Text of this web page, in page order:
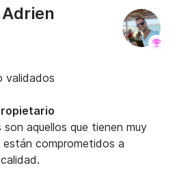
Adrien
validados
aquellos que tienen muy
comprometidos a